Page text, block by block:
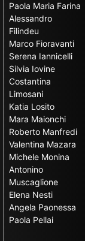
Paola Maria Farina
Alessandro
Filindeu
Marco Fioravanti
Serena Iannicelli
Silvia Iovine
Costantina
Limosani
Katia Losito
Mara Maionchi
Roberto Manfredi
Valentina Mazara
Michele Monina
Antonino
Muscaglione
Elena Nesti
Angela Paonessa
Paola Pellai